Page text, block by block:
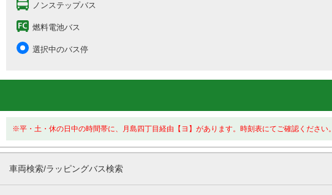
ノンステップバス
燃料電池バス
選択中のバス停
※平・土・休の日中の時間帯に、月島四丁目経由【ヨ】があります。時刻表にてご確認ください。
車両検索/ラッピングバス検索